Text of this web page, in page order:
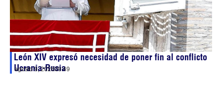
León XIV expresó necesidad de poner fin al conflicto
Ucrania-Rusia
agosto 9, 202609:49